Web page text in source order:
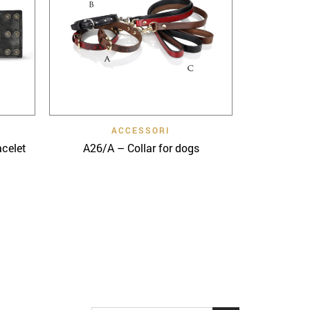
Quick View
ACCESSORI
A26/A – Collar for dogs